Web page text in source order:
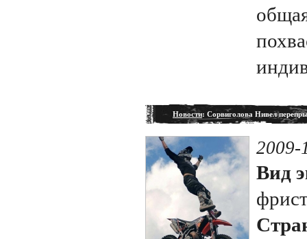
Новости: Сорвиголова Нивел
2009-
Вид